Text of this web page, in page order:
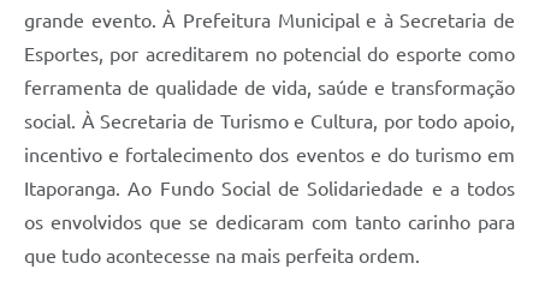
grande evento. À Prefeitura Municipal e à Secretaria de
Esportes, por acreditarem no potencial do esporte como
ferramenta de qualidade de vida, saúde e transformação
social. À Secretaria de Turismo e Cultura, por todo apoio,
incentivo e fortalecimento dos eventos e do turismo em
Itaporanga. Ao Fundo Social de Solidariedade e a todos
os envolvidos que se dedicaram com tanto carinho para
que tudo acontecesse na mais perfeita ordem.